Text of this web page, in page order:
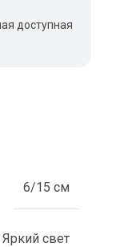
доступная
6/15 см
Яркий свет